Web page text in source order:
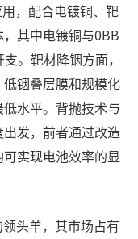
，配合电镀铜、靶
其中电镀铜与0BB
。靶材降铟方面，
铟叠层膜和规模化
水平。背抛技术与
发，前者通过改造
实现电池效率的显
头羊，其市场占有